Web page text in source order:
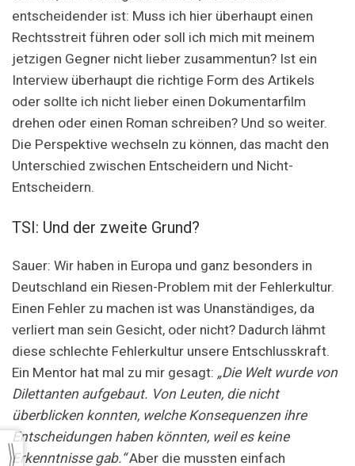
entscheidender ist: Muss ich hier überhaupt einen
Rechtsstreit führen oder soll ich mich mit meinem
jetzigen Gegner nicht lieber zusammentun? Ist ein
Interview überhaupt die richtige Form des Artikels
oder sollte ich nicht lieber einen Dokumentarfilm
drehen oder einen Roman schreiben? Und so weiter.
Die Perspektive wechseln zu können, das macht den
Unterschied zwischen Entscheidern und Nicht-
Entscheidern.
TSI: Und der zweite Grund?
Sauer: Wir haben in Europa und ganz besonders in
Deutschland ein Riesen-Problem mit der Fehlerkultur.
Einen Fehler zu machen ist was Unanständiges, da
verliert man sein Gesicht, oder nicht? Dadurch lähmt
diese schlechte Fehlerkultur unsere Entschlusskraft.
Ein Mentor hat mal zu mir gesagt: „Die Welt wurde von
Dilettanten aufgebaut. Von Leuten, die nicht
überblicken konnten, welche Konsequenzen ihre
Entscheidungen haben könnten, weil es keine
Erkenntnisse gab.“Aber die mussten einfach